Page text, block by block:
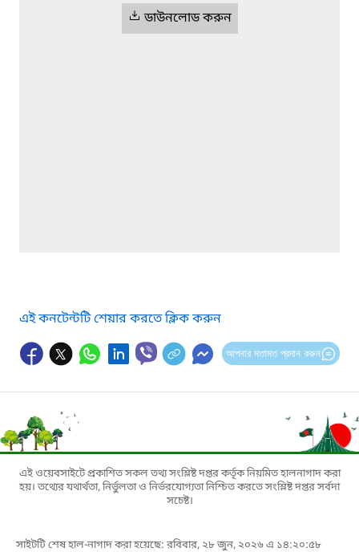
ডাউনলোড করুন
এই কনটেন্টটি শেয়ার করতে ক্লিক করুন
আপনার মতামত প্রদান করুন
এই ওয়েবসাইটে প্রকাশিত সকল তথ্য সংশ্লিষ্ট দপ্তর কর্তৃক নিয়মিত হালনাগাদ করা
হয়। তথ্যের যথার্থতা, নির্ভুলতা ও নির্ভরযোগ্যতা নিশ্চিত করতে সংশ্লিষ্ট দপ্তর সর্বদা
সচেষ্ট।
সাইটটি শেষ হাল-নাগাদ করা হয়েছে: রবিবার, ২৮ জুন, ২০২৬ এ ১৪:২০:৫৮